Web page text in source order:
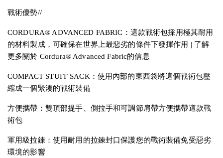
戰術優勢//
CORDURA® ADVANCED FABRIC：這款戰術包採用極其耐用
的材料製成，可確保在世界上最惡劣的條件下發揮作用 | 了解
更多關於 Cordura® Advanced Fabric的信息
COMPACT STUFF SACK：使用內部的東西袋將這個戰術包壓
縮成一個緊湊的戰術裝備
方便攜帶：雙頂部提手、側拉手和可調節肩帶方便攜帶這款戰
術包
軍用級拉鍊：使用耐用的拉鍊封口保護您的戰術裝備免受惡劣
環境的影響